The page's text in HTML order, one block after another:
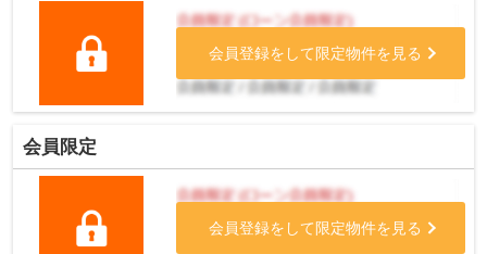
会員登録をして限定物件を見る
会員限定
会員登録をして限定物件を見る